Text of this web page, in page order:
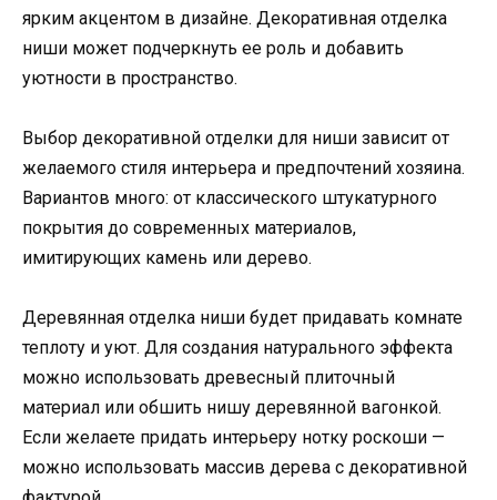
ярким акцентом в дизайне. Декоративная отделка
ниши может подчеркнуть ее роль и добавить
уютности в пространство.
Выбор декоративной отделки для ниши зависит от
желаемого стиля интерьера и предпочтений хозяина.
Вариантов много: от классического штукатурного
покрытия до современных материалов,
имитирующих камень или дерево.
Деревянная отделка ниши будет придавать комнате
теплоту и уют. Для создания натурального эффекта
можно использовать древесный плиточный
материал или обшить нишу деревянной вагонкой.
Если желаете придать интерьеру нотку роскоши —
можно использовать массив дерева с декоративной